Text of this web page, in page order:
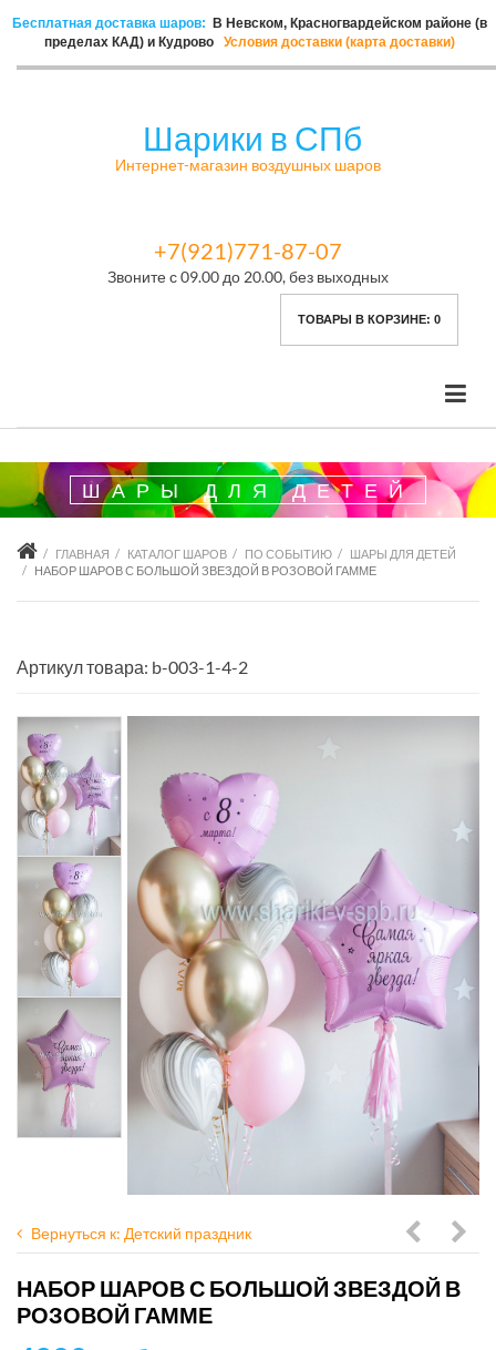
Бесплатная доставка шаров:
В Невском, Красногвардейском районе (в
пределах КАД) и Кудрово
Условия доставки (карта доставки)
Шарики в СПб
Интернет-магазин воздушных шаров
+7(921)771-87-07
Звоните с 09.00 до 20.00, без выходных
ТОВАРЫ В КОРЗИНЕ: 0
ШАРЫ ДЛЯ ДЕТЕЙ
ГЛАВНАЯ КАТАЛОГ ШАРОВ ПО СОБЫТИЮ
ШАРЫ ДЛЯ ДЕТЕЙ
НАБОР ШАРОВ С БОЛЬШОЙ ЗВЕЗДОЙ В РОЗОВОЙ ГАММЕ
Артикул товара: b-003-1-4-2
Вернуться к: Детский праздник
сердцем
с
НАБОР ШАРОВ С БОЛЬШОЙ ЗВЕЗДОЙ В
РОЗОВОЙ ГАММЕ